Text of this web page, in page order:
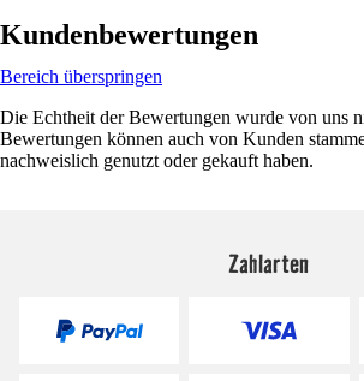
Kundenbewertungen
Bereich überspringen
Die Echtheit der Bewertungen wurde von uns
Bewertungen können auch von Kunden
nachweislich genutzt oder gekauft haben.
Zahlarten